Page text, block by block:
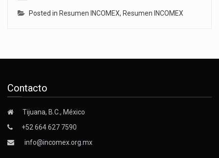
Posted in Resumen INCOMEX, Resumen INCOMEX
Contacto
Tijuana, B.C., México
+52 664 627 7590
info@incomex.org.mx